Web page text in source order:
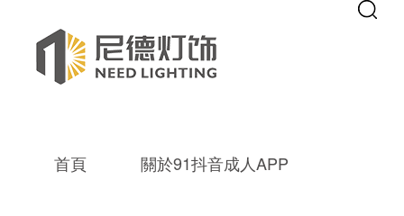
: mkdir(): No space left on device in
Warning : file_put_contents(./cachefile_yuan/septgame.com/cache/
91抖音成人APP,成品抖音短视频,
首頁 關於91抖音成人APP